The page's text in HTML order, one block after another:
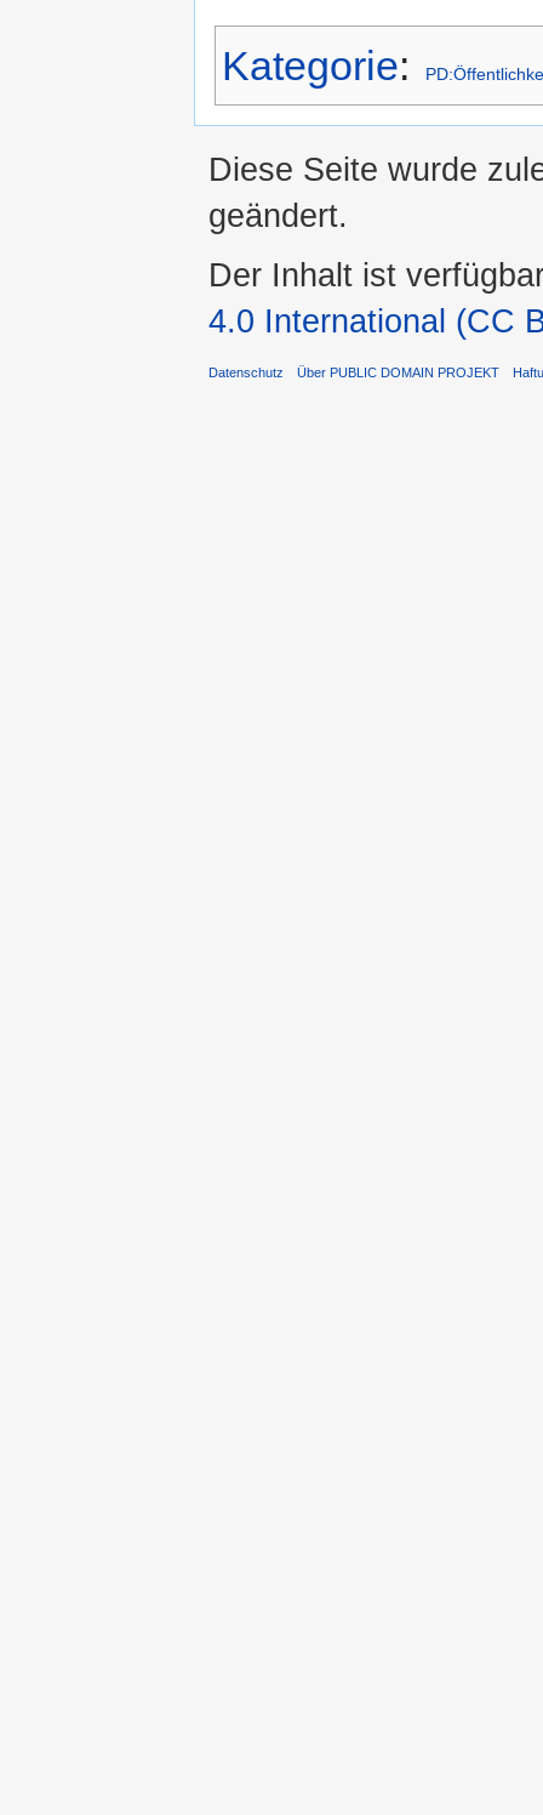
Kategorie:
Diese Seite wurde
geändert.
Der Inhalt ist
4.0 International (CC
Datenschutz Über PUBLIC DOMAIN PROJEKT